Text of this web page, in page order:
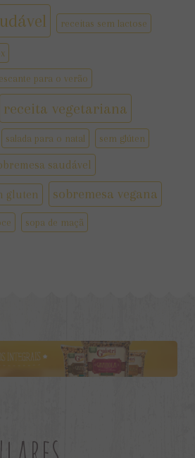
receitas sem lactose
para o verão
receita vegetariana
salada para o natal sem glúten
saudável
gluten sobremesa vegana
sopa de maçã